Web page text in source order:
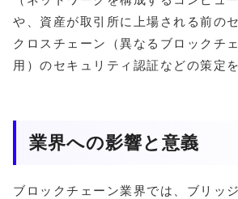
や、資産が取引所に上場される前の
クロスチェーン（異なるブロックチ
用）のセキュリティ認証などの策定
業界への影響と意義
ブロックチェーン業界では、ブリッ